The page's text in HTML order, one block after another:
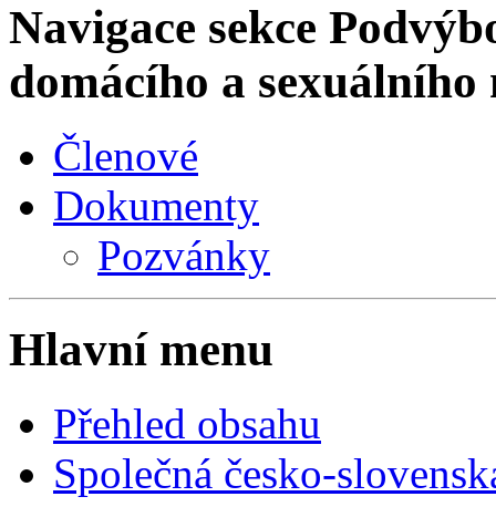
Navigace sekce
domácího a sexuálního
Členové
Dokumenty
Pozvánky
Hlavní menu
Přehled obsahu
Společná česko-